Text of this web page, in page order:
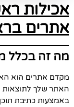
אכילות
אתרים
מה זה בכלל
מקדם אתרים הוא
האתר שלך לתוצאות
באמצעות כתיבת